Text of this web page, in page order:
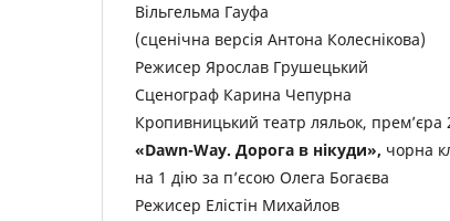
Вільгельма Гауфа
(сценічна версія Антона Колеснікова)
Режисер Ярослав Грушецький
Сценограф Карина Чепурна
Кропивницький театр ляльок, прем’єра
«Dawn-Way. Дорога в нікуди», чорна
на 1 дію за п’єсою Олега Богаєва
Режисер Елістін Михайлов